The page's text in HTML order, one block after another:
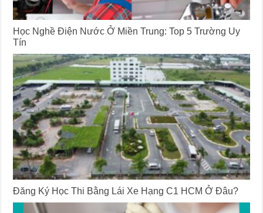
Học Nghề Điện Nước Ở Miền Trung: Top 5 Trường Uy
Tín
Đăng Ký Học Thi Bằng Lái Xe Hạng C1 HCM Ở Đâu?